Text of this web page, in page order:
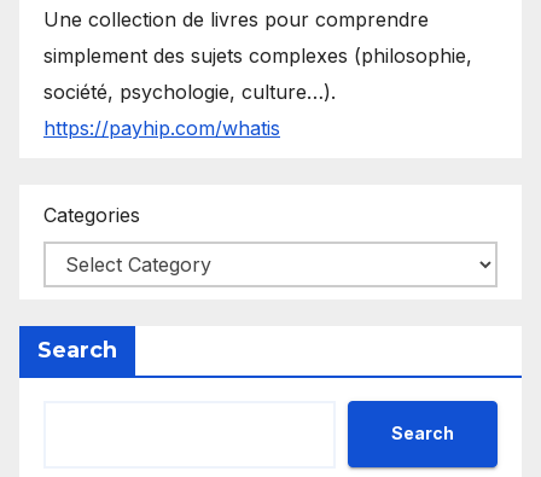
Une collection de livres pour comprendre
simplement des sujets complexes (philosophie,
société, psychologie, culture…).
https://payhip.com/whatis
Categories
Search
Search